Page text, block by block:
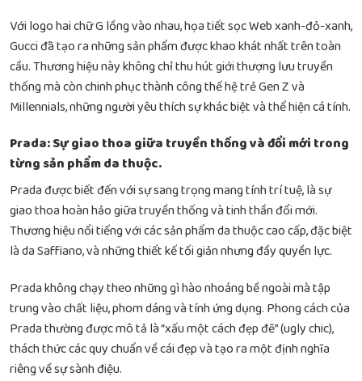
Với logo hai chữ G lồng vào nhau, họa tiết sọc Web xanh-đỏ-xanh,
Gucci đã tạo ra những sản phẩm được khao khát nhất trên toàn
cầu. Thương hiệu này không chỉ thu hút giới thượng lưu truyền
thống mà còn chinh phục thành công thế hệ trẻ Gen Z và
Millennials, những người yêu thích sự khác biệt và thể hiện cá tính.
Prada: Sự giao thoa giữa truyền thống và đổi mới trong
từng sản phẩm da thuộc.
Prada được biết đến với sự sang trọng mang tính trí tuệ, là sự
giao thoa hoàn hảo giữa truyền thống và tinh thần đổi mới.
Thương hiệu nổi tiếng với các sản phẩm da thuộc cao cấp, đặc biệt
là da Saffiano, và những thiết kế tối giản nhưng đầy quyền lực.
Prada không chạy theo những gì hào nhoáng bề ngoài mà tập
trung vào chất liệu, phom dáng và tính ứng dụng. Phong cách của
Prada thường được mô tả là “xấu một cách đẹp đẽ” (ugly chic),
thách thức các quy chuẩn về cái đẹp và tạo ra một định nghĩa
riêng về sự sành điệu.